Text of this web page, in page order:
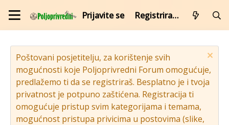
Prijavite se Registrirajte se
Poštovani posjetitelju, za korištenje svih
mogućnosti koje Poljoprivredni Forum omogućuje,
predlažemo ti da se registriraš. Besplatno je i tvoja
privatnost je potpuno zaštićena. Registracija ti
omogućuje pristup svim kategorijama i temama,
mogućnost pristupa privicima u postovima (slike,